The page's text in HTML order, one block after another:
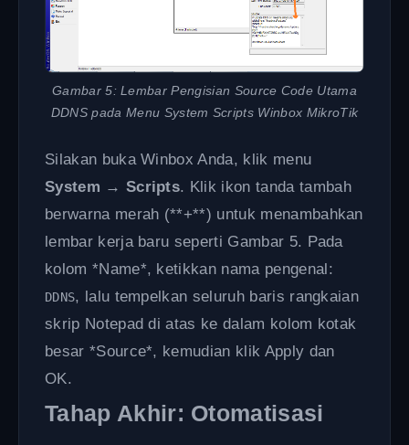
Gambar 5: Lembar Pengisian Source Code Utama
DDNS pada Menu System Scripts Winbox MikroTik
Silakan buka Winbox Anda, klik menu
System → Scripts. Klik ikon tanda tambah
berwarna merah (**+**) untuk menambahkan
lembar kerja baru seperti Gambar 5. Pada
kolom *Name*, ketikkan nama pengenal:
DDNS, lalu tempelkan seluruh baris rangkaian
skrip Notepad di atas ke dalam kolom kotak
besar *Source*, kemudian klik Apply dan
OK.
Tahap Akhir: Otomatisasi